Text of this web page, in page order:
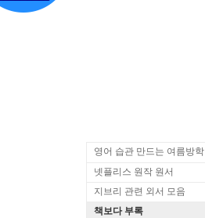
영어 습관 만드는 여름방학
넷플리스 원작 원서
지브리 관련 외서 모음
책보다 부록